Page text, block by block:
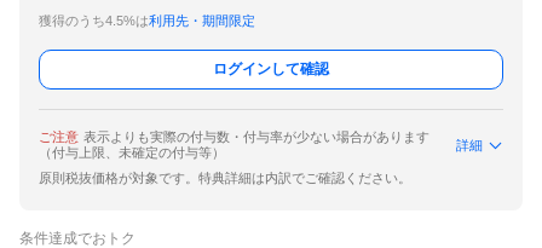
獲得のうち4.5%は利用先・期間限定
ログインして確認
ご注意 表示よりも実際の付与数・付与率が少ない場合があります
（付与上限、未確定の付与等）
詳細
原則税抜価格が対象です。特典詳細は内訳でご確認ください。
条件達成でおトク